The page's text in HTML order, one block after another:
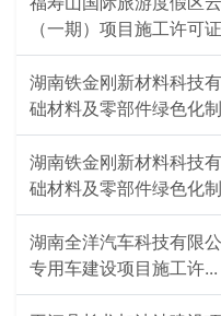
（一期）项目施工许可
湖南铁金刚新材料科技
础材料及零部件绿色化
湖南铁金刚新材料科技
础材料及零部件绿色化
湖南全洋汽车科技有限
专用车建设项目施工许...